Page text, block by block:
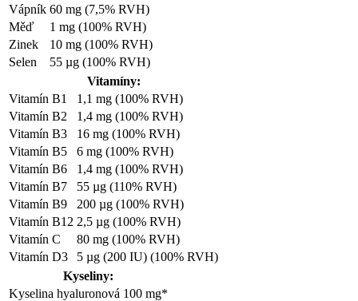
Vápník 60 mg (7,5% RVH)
Měď
1 mg (100% RVH)
Zinek
10 mg (100% RVH)
Selen
55 µg (100% RVH)
Vitamíny:
Vitamín B1
1,1 mg (100% RVH)
Vitamín B2
1,4 mg (100% RVH)
Vitamín B3
16 mg (100% RVH)
Vitamín B5
6 mg (100% RVH)
Vitamín B6
1,4 mg (100% RVH)
Vitamín B7
55 µg (110% RVH)
Vitamín B9
200 µg (100% RVH)
Vitamín B12 2,5 µg (100% RVH)
Vitamín C
80 mg (100% RVH)
Vitamín D3
5 µg (200 IU) (100% RVH)
Kyseliny:
Kyselina hyaluronová 100 mg*